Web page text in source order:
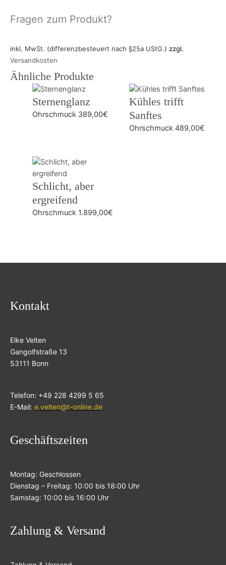
Fragen zum Produkt?
inkl. MwSt. (differenzbesteuert nach §25a UStG.) zzgl.
Versandkosten
Ähnliche Produkte
Sternenglanz
Ohrschmuck 389,00€
Kühles trifft
Sanftes
Ohrschmuck 489,00€
Schlicht, aber
ergreifend
Ohrschmuck 1.899,00€
Kontakt
Elke Velten
Gangolfstraße 13
53111 Bonn
Telefon: +49 228 4299 5 65
E-Mail: e.velten@t-online.de
Geschäftszeiten
Montag: Geschlossen
Dienstag – Freitag: 10:00 bis 18:00 Uhr
Samstag: 10:00 bis 16:00 Uhr
Zahlung & Versand